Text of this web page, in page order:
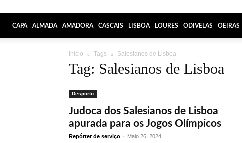
CAPA ALMADA AMADORA CASCAIS LISBOA LOURES ODIVELAS OEIRAS
Início Tags Salesianos de Lisboa
Tag: Salesianos de Lisboa
Desporto
Judoca dos Salesianos de Lisboa
apurada para os Jogos Olímpicos
Repórter de serviço - Maio 26, 2024